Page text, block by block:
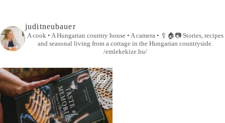
juditneubauer
A cook • A Hungarian country house • A camera • 🥄🏠📷Stories, recipes
and seasonal living from a cottage in the Hungarian countryside.
/emlekekize.hu/